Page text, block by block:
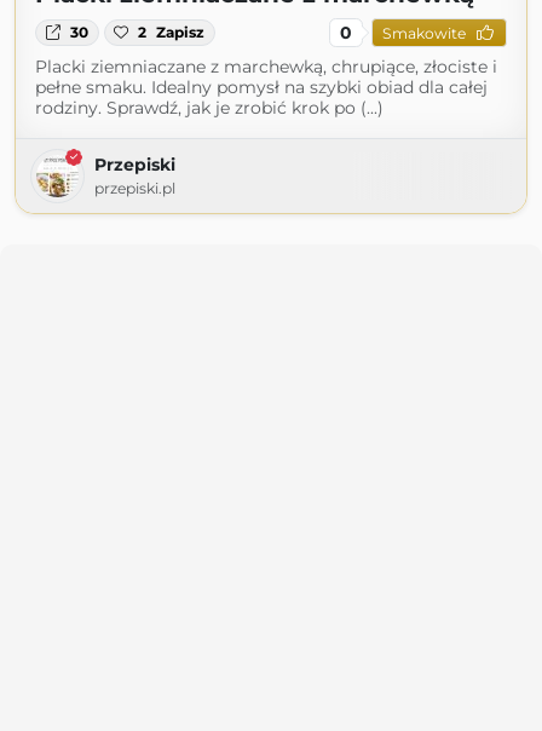
30 2 Zapisz 0 Smakowite
Placki ziemniaczane z marchewką, chrupiące, złociste i
pełne smaku. Idealny pomysł na szybki obiad dla całej
rodziny. Sprawdź, jak je zrobić krok po (...)
Przepiski
przepiski.pl